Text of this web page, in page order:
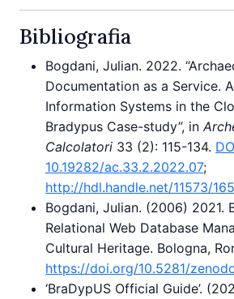
Bibliografia
Bogdani, Julian. 2022.
Documentation as a Service.
Information Systems in the
Bradypus Case-study”, in
Calcolatori 33 (2): 115-134.
10.19282/ac.33.2.2022.07;
http://hdl.handle.net/11573/
Bogdani, Julian. (2006) 2021.
Relational Web Database
Cultural Heritage. Bologna,
https://doi.org/10.5281/
‘BraDypUS Official Guide’.